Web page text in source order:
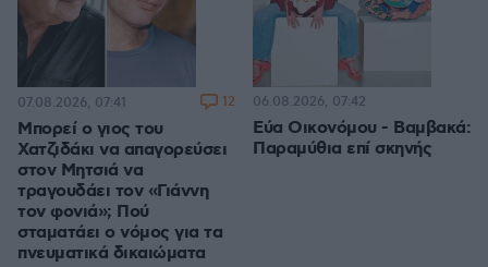
Μπορεί ο γιος του
Χατζιδάκι να απαγορεύσει
στον Μητσιά να
τραγουδάει τον «Γιάννη
τον φονιά»; Πού
σταματάει ο νόμος για τα
πνευματικά δικαιώματα
07.08.2026, 07:41 12
Εύα Οικονόμου - Βαμβακά:
Παραμύθια επί σκηνής
06.08.2026, 07:42